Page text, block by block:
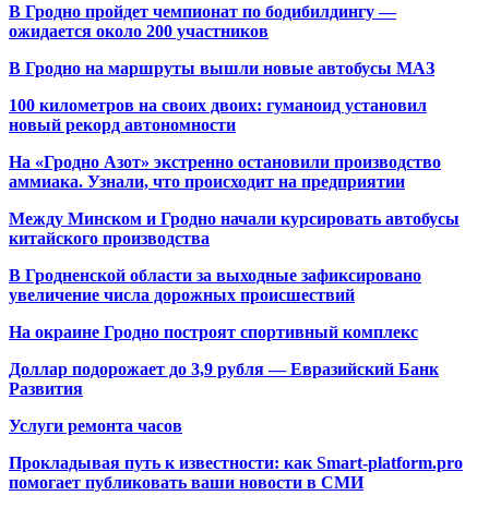
В Гродно пройдет чемпионат по бодибилдингу —
ожидается около 200 участников
В Гродно на маршруты вышли новые автобусы МАЗ
100 километров на своих двоих: гуманоид установил
новый рекорд автономности
На «Гродно Азот» экстренно остановили производство
аммиака. Узнали, что происходит на предприятии
Между Минском и Гродно начали курсировать автобусы
китайского производства
В Гродненской области за выходные зафиксировано
увеличение числа дорожных происшествий
На окраине Гродно построят спортивный комплекс
Доллар подорожает до 3,9 рубля — Евразийский Банк
Развития
Услуги ремонта часов
Прокладывая путь к известности: как Smart-platform.pro
помогает публиковать ваши новости в СМИ